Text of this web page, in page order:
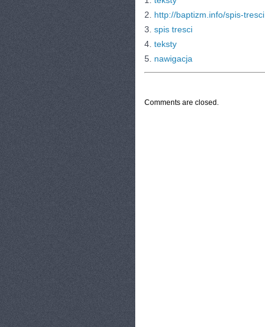
2. http://baptizm.info/spis-tresci
3. spis tresci
4. teksty
5. nawigacja
Comments are closed.